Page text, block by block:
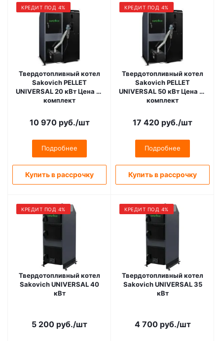
КРЕДИТ ПОД 4%
Твердотопливный котел
Sakovich PELLET
UNIVERSAL 20 кВт Цена за
комплект
Kipi, бункер Bio)
10 970руб./шт
Подробнее
Купить в рассрочку
КРЕДИТ ПОД 4%
Твердотопливный котел
Sakovich PELLET
UNIVERSAL 50 кВт Цена за
комплект
Kipi, бункер Bio)
17 420 руб./шт
Подробнее
Купить в рассрочку
КРЕДИТ ПОД 4%
Твердотопливный котел
Sakovich UNIVERSAL 40
кВт
5 200 руб./шт
КРЕДИТ ПОД 4%
Твердотопливный котел
Sakovich UNIVERSAL 35
кВт
4 700руб./шт